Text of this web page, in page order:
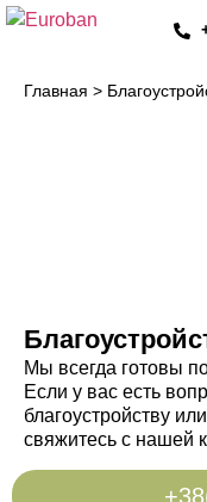
Главная >
Мы всегда готовы
Если у вас есть
благоустройству
свяжитесь с нашей